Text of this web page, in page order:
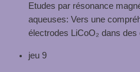
Etudes par résonance
aqueuses: Vers une
électrodes LiCoO₂ dans
jeu 9